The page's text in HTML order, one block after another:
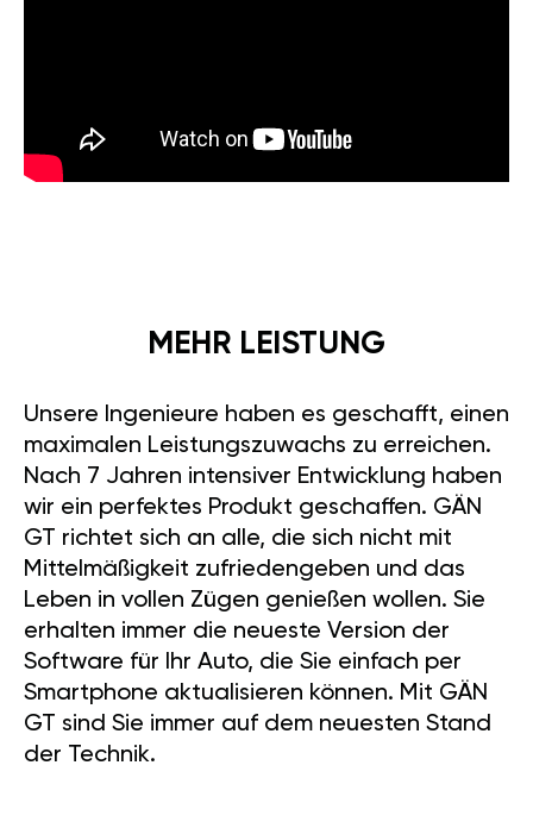
MEHR LEISTUNG
Unsere Ingenieure haben es geschafft, einen
maximalen Leistungszuwachs zu erreichen.
Nach 7 Jahren intensiver Entwicklung haben
wir ein perfektes Produkt geschaffen. GÄN
GT richtet sich an alle, die sich nicht mit
Mittelmäßigkeit zufriedengeben und das
Leben in vollen Zügen genießen wollen. Sie
erhalten immer die neueste Version der
Software für Ihr Auto, die Sie einfach per
Smartphone aktualisieren können. Mit GÄN
GT sind Sie immer auf dem neuesten Stand
der Technik.